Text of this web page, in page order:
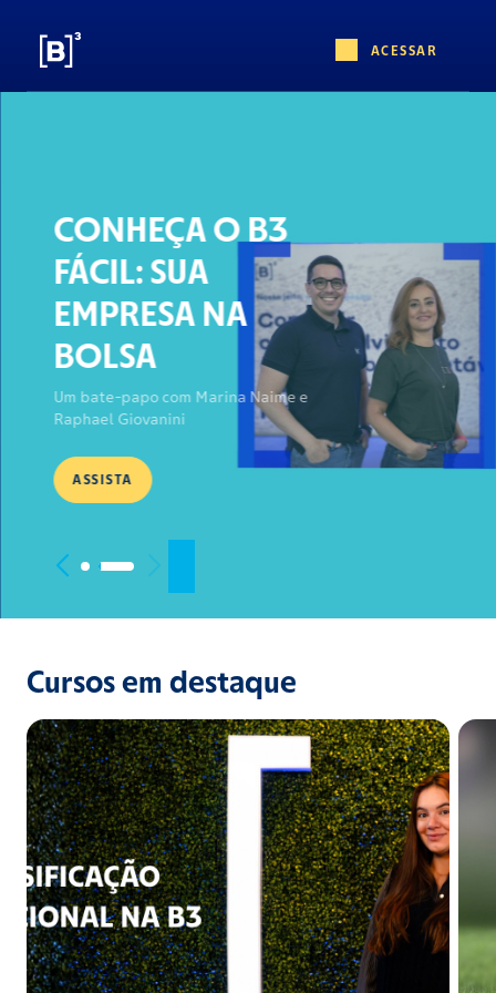
ACESSAR
CONHEÇA O B3
FÁCIL: SUA
EMPRESA NA
BOLSA
Um bate-papo com Marina Naime e
Raphael Giovanini
ASSISTA
Cursos em destaque